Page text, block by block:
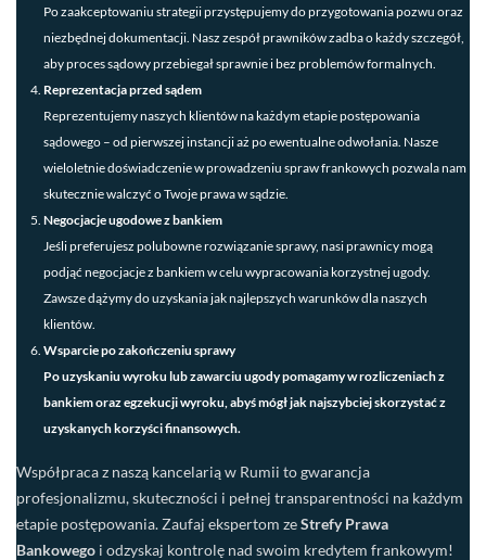
Po zaakceptowaniu strategii przystępujemy do przygotowania pozwu oraz
niezbędnej dokumentacji. Nasz zespół prawników zadba o każdy szczegół,
aby proces sądowy przebiegał sprawnie i bez problemów formalnych.
Reprezentacja przed sądem
Reprezentujemy naszych klientów na każdym etapie postępowania
sądowego – od pierwszej instancji aż po ewentualne odwołania. Nasze
wieloletnie doświadczenie w prowadzeniu spraw frankowych pozwala nam
skutecznie walczyć o Twoje prawa w sądzie.
Negocjacje ugodowe z bankiem
Jeśli preferujesz polubowne rozwiązanie sprawy, nasi prawnicy mogą
podjąć negocjacje z bankiem w celu wypracowania korzystnej ugody.
Zawsze dążymy do uzyskania jak najlepszych warunków dla naszych
klientów.
Wsparcie po zakończeniu sprawy
Po uzyskaniu wyroku lub zawarciu ugody pomagamy w rozliczeniach z
bankiem oraz egzekucji wyroku, abyś mógł jak najszybciej skorzystać z
uzyskanych korzyści finansowych.
Współpraca z naszą kancelarią w Rumii to gwarancja
profesjonalizmu, skuteczności i pełnej transparentności na każdym
etapie postępowania. Zaufaj ekspertom zeStrefy Prawa
Bankowego i odzyskaj kontrolę nad swoim kredytem frankowym!